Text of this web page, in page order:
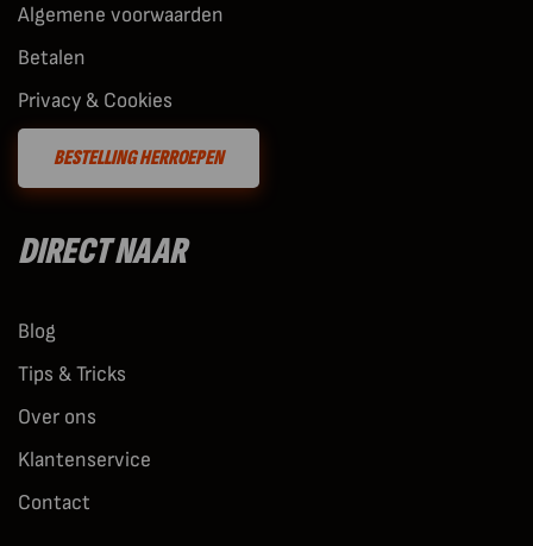
Algemene voorwaarden
Betalen
Privacy & Cookies
BESTELLING HERROEPEN
DIRECT NAAR
Blog
Tips & Tricks
Over ons
Klantenservice
Contact